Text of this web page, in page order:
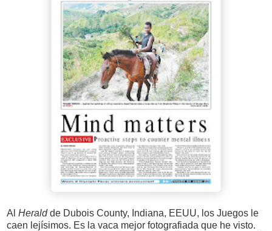
Al Heraldde Dubois County, Indiana, EEUU, los Juegos le
caen lejísimos. Es la vaca mejor fotografiada que he visto.